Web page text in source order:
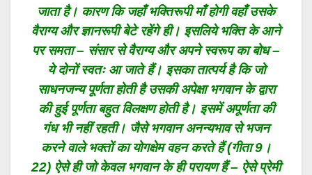
जाता है। कारण कि जहाँ भक्तिरूपी माँ होगी वहाँ उसके
वैराग्य और ज्ञानरूपी बेटे रहेंगे ही। इसलिये भक्ति के आने
पर समता – संसार से वैराग्य और अपने स्वरूप का बोध –
ये दोनों स्वतः आ जाते हैं। इसका तात्पर्य है कि जो
साधनजन्य पूर्णता होती है उसकी अपेक्षा भगवान के द्वारा
की हुई पूर्णता बहुत विलक्षण होती है। इसमें अपूर्णता की
गंध भी नहीं रहती। जैसे भगवान अनन्यभाव से भजन
करने वाले भक्तों का योगक्षेम वहन करते हैं (गीता 9।
22) ऐसे ही जो केवल भगवान के ही परायण हैं – ऐसे प्रेमी